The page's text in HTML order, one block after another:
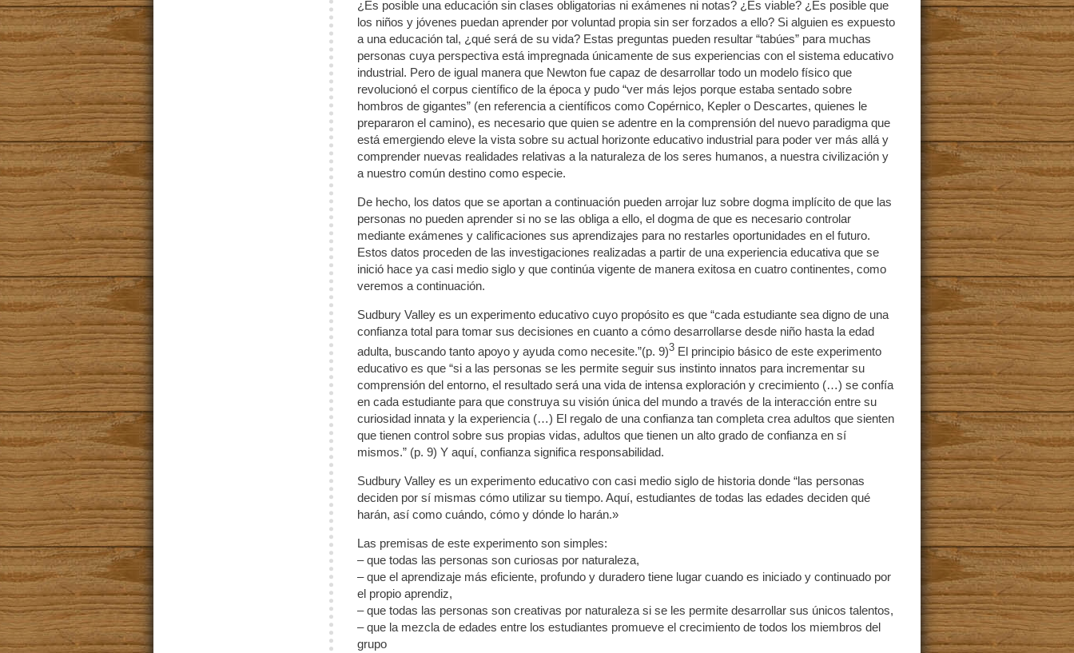
¿Es posible una educación sin clases obligatorias ni exámenes ni notas? ¿Es viable? ¿Es posible que
los niños y jóvenes puedan aprender por voluntad propia sin ser forzados a ello? Si alguien es expuesto
a una educación tal, ¿qué será de su vida? Estas preguntas pueden resultar “tabúes” para muchas
personas cuya perspectiva está impregnada únicamente de sus experiencias con el sistema educativo
industrial. Pero de igual manera que Newton fue capaz de desarrollar todo un modelo físico que
revolucionó el corpus científico de la época y pudo “ver más lejos porque estaba sentado sobre
hombros de gigantes” (en referencia a científicos como Copérnico, Kepler o Descartes, quienes le
prepararon el camino), es necesario que quien se adentre en la comprensión del nuevo paradigma que
está emergiendo eleve la vista sobre su actual horizonte educativo industrial para poder ver más allá y
comprender nuevas realidades relativas a la naturaleza de los seres humanos, a nuestra civilización y
a nuestro común destino como especie.
De hecho, los datos que se aportan a continuación pueden arrojar luz sobre dogma implícito de que las
personas no pueden aprender si no se las obliga a ello, el dogma de que es necesario controlar
mediante exámenes y calificaciones sus aprendizajes para no restarles oportunidades en el futuro.
Estos datos proceden de las investigaciones realizadas a partir de una experiencia educativa que se
inició hace ya casi medio siglo y que continúa vigente de manera exitosa en cuatro continentes, como
veremos a continuación.
Sudbury Valley es un experimento educativo cuyo propósito es que “cada estudiante sea digno de una
confianza total para tomar sus decisiones en cuanto a cómo desarrollarse desde niño hasta la edad
adulta, buscando tanto apoyo y ayuda como necesite.”(p. 9)3 El principio básico de este experimento
educativo es que “si a las personas se les permite seguir sus instinto innatos para incrementar su
comprensión del entorno, el resultado será una vida de intensa exploración y crecimiento (…) se confía
en cada estudiante para que construya su visión única del mundo a través de la interacción entre su
curiosidad innata y la experiencia (…) El regalo de una confianza tan completa crea adultos que sienten
que tienen control sobre sus propias vidas, adultos que tienen un alto grado de confianza en sí
mismos.” (p. 9) Y aquí, confianza significa responsabilidad.
Sudbury Valley es un experimento educativo con casi medio siglo de historia donde “las personas
deciden por sí mismas cómo utilizar su tiempo. Aquí, estudiantes de todas las edades deciden qué
harán, así como cuándo, cómo y dónde lo harán.»
Las premisas de este experimento son simples:
– que todas las personas son curiosas por naturaleza,
– que el aprendizaje más eficiente, profundo y duradero tiene lugar cuando es iniciado y continuado por
el propio aprendiz,
– que todas las personas son creativas por naturaleza si se les permite desarrollar sus únicos talentos,
– que la mezcla de edades entre los estudiantes promueve el crecimiento de todos los miembros del
grupo